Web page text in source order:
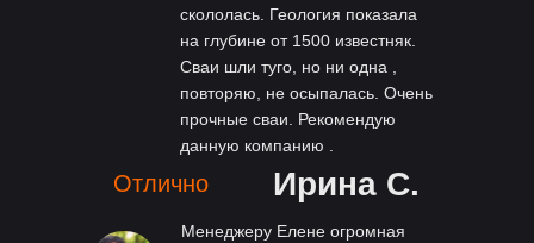
скололась. Геология показала
на глубине от 1500 известняк.
Сваи шли туго, но ни одна ,
повторяю, не осыпалась. Очень
прочные сваи. Рекомендую
данную компанию .
Ирина С.
Отлично
Менеджеру Елене огромная